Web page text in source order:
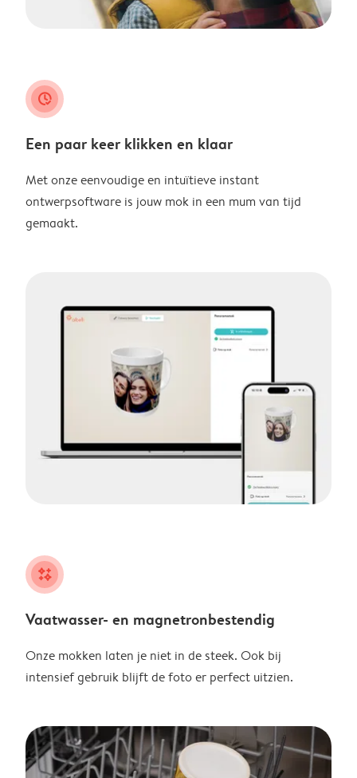
clock_check
Een paar keer klikken en klaar
Met onze eenvoudige en intuïtieve instant
ontwerpsoftware is jouw mok in een mum van tijd
gemaakt.
night
Vaatwasser- en magnetronbestendig
Onze mokken laten je niet in de steek. Ook bij
intensief gebruik blijft de foto er perfect uitzien.